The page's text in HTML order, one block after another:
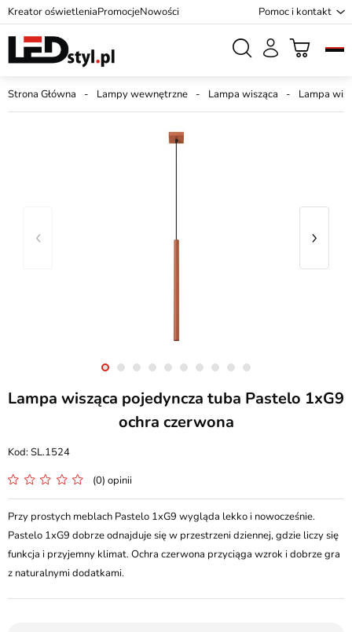
Kreator oświetleniaPromocjeNowości Pomoc i kontakt
Strona Główna Lampy wewnętrzne Lampa wisząca Lampa
Lampa wisząca pojedyncza tuba Pastelo 1xG9
ochra czerwona
SL.1524
(0) opinii
Przy prostych meblach Pastelo 1xG9 wygląda lekko i nowocześnie.
Pastelo 1xG9 dobrze odnajduje się w przestrzeni dziennej, gdzie liczy się
funkcja i przyjemny klimat. Ochra czerwona przyciąga wzrok i dobrze gra
z naturalnymi dodatkami.